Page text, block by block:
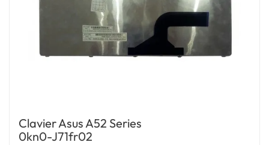
Clavier Asus A52 Series
0kn0-J71fr02